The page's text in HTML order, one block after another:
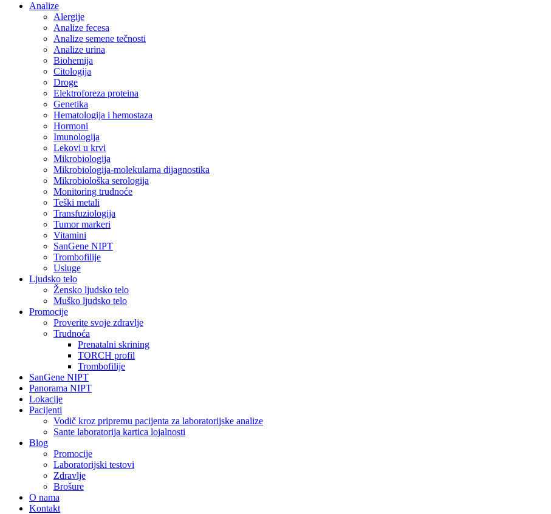
Analize
Alergije
Analize fecesa
Analize semene tečnosti
Analize urina
Biohemija
Citologija
Droge
Elektroforeza proteina
Genetika
Hematologija i hemostaza
Hormoni
Imunologija
Lekovi u krvi
Mikrobiologija
Mikrobiologija-molekularna dijagnostika
Mikrobiološka serologija
Monitoring trudnoće
Teški metali
Transfuziologija
Tumor markeri
Vitamini
SanGene NIPT
Trombofilije
Usluge
Ljudsko telo
Žensko ljudsko telo
Muško ljudsko telo
Promocije
Proverite svoje zdravlje
Trudnoća
Prenatalni skrining
TORCH profil
Trombofilije
SanGene NIPT
Panorama NIPT
Lokacije
Pacijenti
Vodič kroz pripremu pacijenta za laboratorijske analize
Sante laboratorija kartica lojalnosti
Blog
Promocije
Laboratorijski testovi
Zdravlje
Brošure
O nama
Kontakt